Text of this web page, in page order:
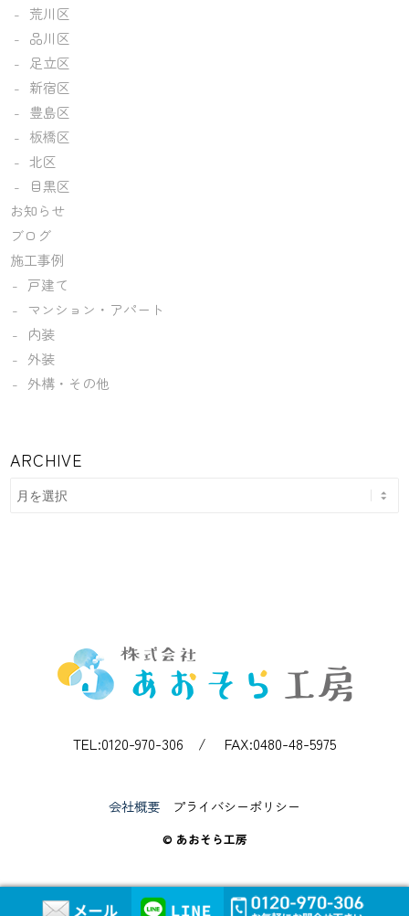
荒川区
品川区
足立区
新宿区
豊島区
板橋区
北区
目黒区
お知らせ
ブログ
施工事例
戸建て
マンション・アパート
内装
外装
外構・その他
ARCHIVE
TEL:0120-970-306 / FAX:0480-48-5975
会社概要 プライバシーポリシー
© あおそら工房